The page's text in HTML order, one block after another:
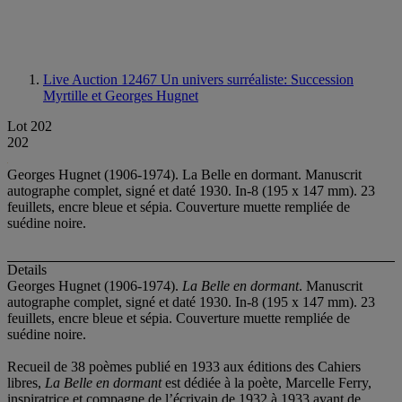
Live Auction 12467 Un univers surréaliste: Succession
Myrtille et Georges Hugnet
Lot 202
202
Georges Hugnet (1906-1974). La Belle en dormant. Manuscrit
autographe complet, signé et daté 1930. In-8 (195 x 147 mm). 23
feuillets, encre bleue et sépia. Couverture muette rempliée de
suédine noire.
Details
Georges Hugnet (1906-1974). La Belle en dormant. Manuscrit
autographe complet, signé et daté 1930. In-8 (195 x 147 mm). 23
feuillets, encre bleue et sépia. Couverture muette rempliée de
suédine noire.
Recueil de 38 poèmes publié en 1933 aux éditions des Cahiers
libres, La Belle en dormantest dédiée à la poète, Marcelle Ferry,